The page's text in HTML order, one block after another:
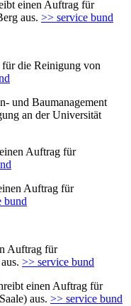
einen Auftrag für
aus. >> service bund
die Reinigung von
und Baumanagement
an der Universität
Auftrag für
Auftrag für
bund
Auftrag für
>> service bund
einen Auftrag für
aus. >> service bund